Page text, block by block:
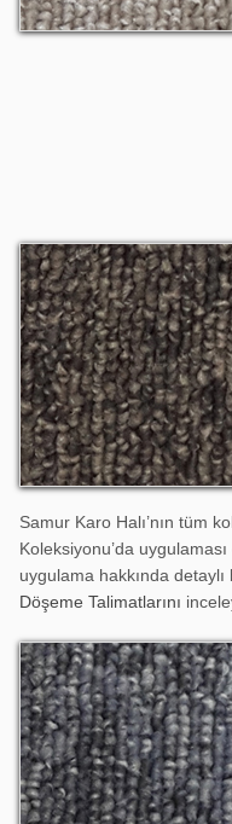
Challenger SD
Samur Karo Halı’nın tüm
Koleksiyonu’da
uygulama hakkında
Döşeme Talimatlarını
Challenger SD